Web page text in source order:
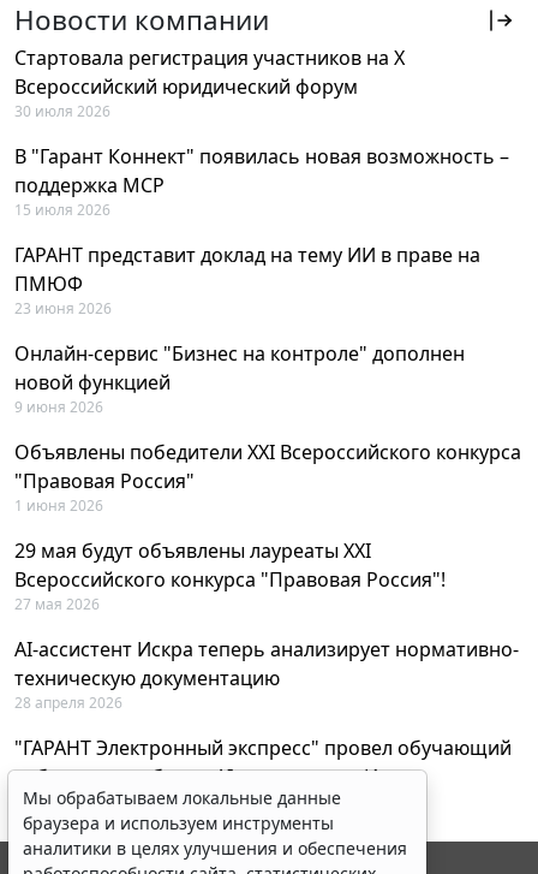
Новости компании
Стартовала регистрация участников на X
Всероссийский юридический форум
30 июля 2026
В "Гарант Коннект" появилась новая возможность –
поддержка MCP
15 июля 2026
ГАРАНТ представит доклад на тему ИИ в праве на
ПМЮФ
23 июня 2026
Онлайн-сервис "Бизнес на контроле" дополнен
новой функцией
9 июня 2026
Объявлены победители XXI Всероссийского конкурса
"Правовая Россия"
1 июня 2026
29 мая будут объявлены лауреаты XXI
Всероссийского конкурса "Правовая Россия"!
27 мая 2026
AI-ассистент Искра теперь анализирует нормативно-
техническую документацию
28 апреля 2026
"ГАРАНТ Электронный экспресс" провел обучающий
вебинар по работе с AI-ассистентом Искра
23 апреля 2026
Мы обрабатываем локальные данные
браузера и используем инструменты
аналитики в целях улучшения и обеспечения